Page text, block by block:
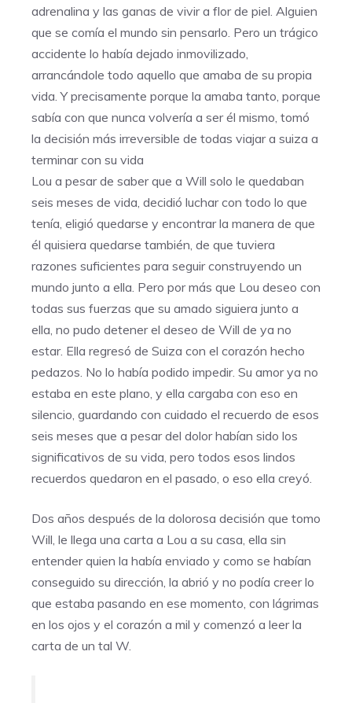
adrenalina y las ganas de vivir a flor de piel. Alguien
que se comía el mundo sin pensarlo. Pero un trágico
accidente lo había dejado inmovilizado,
arrancándole todo aquello que amaba de su propia
vida. Y precisamente porque la amaba tanto, porque
sabía con que nunca volvería a ser él mismo, tomó
la decisión más irreversible de todas viajar a suiza a
terminar con su vida
Lou a pesar de saber que a Will solo le quedaban
seis meses de vida, decidió luchar con todo lo que
tenía, eligió quedarse y encontrar la manera de que
él quisiera quedarse también, de que tuviera
razones suficientes para seguir construyendo un
mundo junto a ella. Pero por más que Lou deseo con
todas sus fuerzas que su amado siguiera junto a
ella, no pudo detener el deseo de Will de ya no
estar. Ella regresó de Suiza con el corazón hecho
pedazos. No lo había podido impedir. Su amor ya no
estaba en este plano, y ella cargaba con eso en
silencio, guardando con cuidado el recuerdo de esos
seis meses que a pesar del dolor habían sido los
significativos de su vida, pero todos esos lindos
recuerdos quedaron en el pasado, o eso ella creyó.
Dos años después de la dolorosa decisión que tomo
Will, le llega una carta a Lou a su casa, ella sin
entender quien la había enviado y como se habían
conseguido su dirección, la abrió y no podía creer lo
que estaba pasando en ese momento, con lágrimas
en los ojos y el corazón a mil y comenzó a leer la
carta de un tal W.